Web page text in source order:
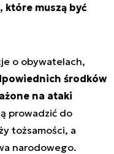
które muszą być
o obywatelach,
środków
na ataki
prowadzić do
tożsamości, a
narodowego.